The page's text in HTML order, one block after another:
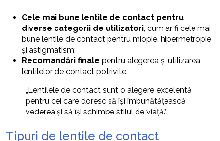
Cele mai bune lentile de contact pentru
diverse categorii de utilizatori , cum ar fi cele mai
bune lentile de contact pentru miopie, hipermetropie
și astigmatism;
Recomandări finale pentru alegerea și utilizarea
lentilelor de contact potrivite.
„Lentilele de contact sunt o alegere excelentă
pentru cei care doresc să își îmbunătățească
vederea și să își schimbe stilul de viață.”
Tipuri de lentile de contact